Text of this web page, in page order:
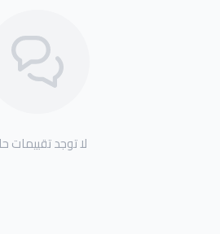
لا توجد تقييمات